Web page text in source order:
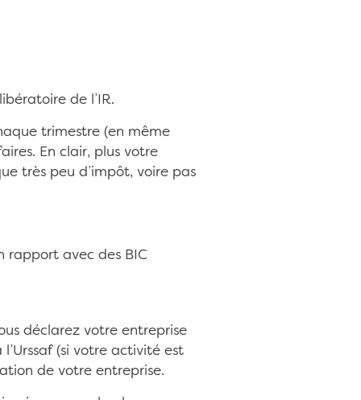
de l’IR.
trimestre (en même
En clair, plus votre
très peu d’impôt, voire pas
rapport avec des BIC
déclarez votre entreprise
(si votre activité est
de votre entreprise.